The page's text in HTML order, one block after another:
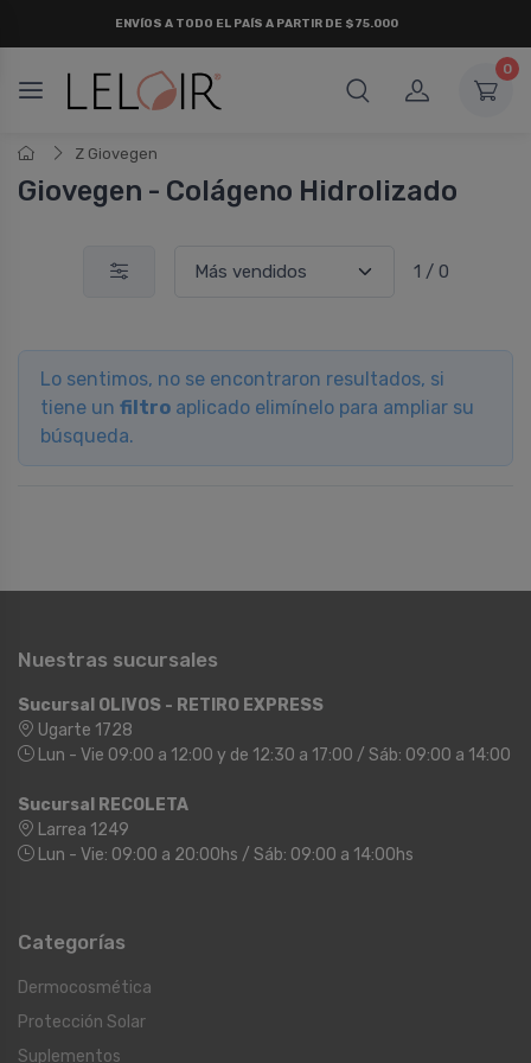
ENVÍOS A TODO EL PAÍS A PARTIR DE $75.000
0
Z Giovegen
Giovegen - Colágeno Hidrolizado
1 / 0
Lo sentimos, no se encontraron resultados, si
tiene un filtro aplicado elimínelo para ampliar su
búsqueda.
Nuestras sucursales
Sucursal OLIVOS - RETIRO EXPRESS
Ugarte 1728
Lun - Vie 09:00 a 12:00 y de 12:30 a 17:00 / Sáb: 09:00 a 14:00
Sucursal RECOLETA
Larrea 1249
Lun - Vie: 09:00 a 20:00hs / Sáb: 09:00 a 14:00hs
Categorías
Dermocosmética
Protección Solar
Suplementos